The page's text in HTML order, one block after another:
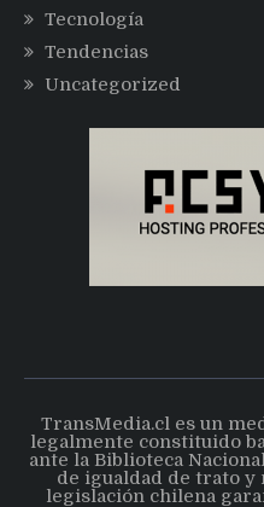
Tecnología
Tendencias
Uncategorized
TransMedia.cl es un
legalmente constituido
ante la Biblioteca
de igualdad de trato
legislación chilena